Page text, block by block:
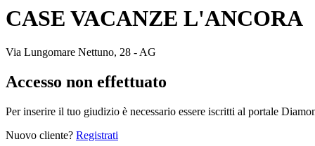
CASE VACANZE L'ANCORA
Via Lungomare Nettuno, 28 - AG
Accesso non effettuato
Per inserire il tuo giudizio è necessario essere iscritti al portale
Nuovo cliente? Registrati